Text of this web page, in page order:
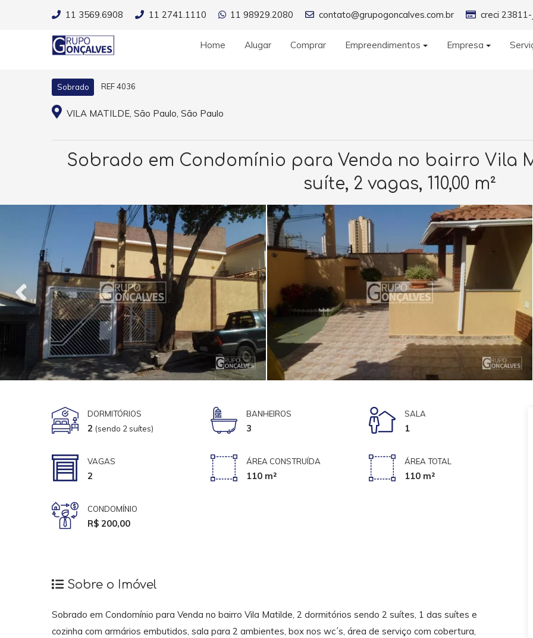
11 3569.6908 11 2741.1110 11 98929.2080 contato@grupogoncalves.com.br creci 23811-
Home Alugar Comprar Empreendimentos Empresa
Sobrado REF 4036
VILA MATILDE, São Paulo, São Paulo
Sobrado em Condomínio para Venda no bairro Vila
suíte, 2 vagas, 110,00 m²
DORMITÓRIOS
2 (sendo 2 suítes)
BANHEIROS
3
SALA
1
VAGAS
2
ÁREA CONSTRUÍDA
110 m²
ÁREA TOTAL
110 m²
CONDOMÍNIO
R$ 200,00
Sobre o Imóvel
Sobrado em Condomínio para Venda no bairro Vila Matilde, 2 dormitórios sendo 2 suítes, 1 das suítes e
cozinha com armários embutidos, sala para 2 ambientes, box nos wc´s, área de serviço com cobertura,